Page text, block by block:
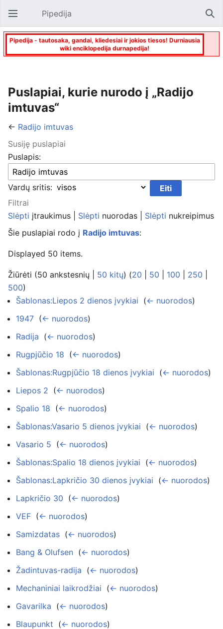
Atverti pagrindinį meniu Pipedija
Pipedija - tautosaka, gandai, kliedesiai ir jokios tiesos! Durniausia
wiki enciklopedija durnapedija!
Puslapiai, kurie nurodo į „Radijo
imtuvas“
← Radijo imtuvas
Susiję puslapiai
Puslapis:
Vardų sritis:
Filtrai
Slėpti įtraukimus | Slėpti nuorodas | Slėpti nukreipimus
Šie puslapiai rodo į Radijo imtuvas:
Displayed 50 items.
Žiūrėti (50 ankstesnių | 50 kitų) (20 50 100 250
500)
Šablonas:Liepos 2 dienos įvykiai (← nuorodos)
1947 (← nuorodos)
Radija (← nuorodos)
Rugpjūčio 18 (← nuorodos)
Šablonas:Rugpjūčio 18 dienos įvykiai (← nuorodos)
Liepos 2 (← nuorodos)
Spalio 18 (← nuorodos)
Šablonas:Vasario 5 dienos įvykiai (← nuorodos)
Vasario 5 (← nuorodos)
Šablonas:Spalio 18 dienos įvykiai (← nuorodos)
Šablonas:Lapkričio 30 dienos įvykiai (← nuorodos)
Lapkričio 30 (← nuorodos)
VEF (← nuorodos)
Samizdatas (← nuorodos)
Bang & Olufsen (← nuorodos)
Žadintuvas-radija (← nuorodos)
Mechaniniai laikrodžiai (← nuorodos)
Gavarilka (← nuorodos)
Blaupunkt (← nuorodos)